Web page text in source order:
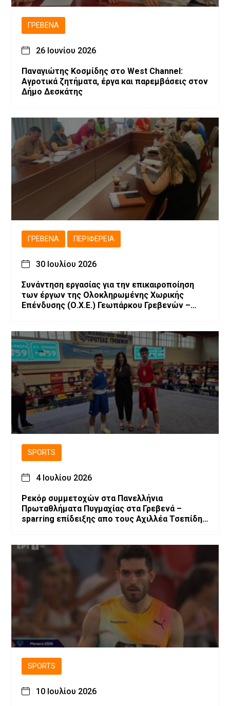
ΓΡΕΒΕΝΆ
26 Ιουνίου 2026
Παναγιώτης Κοσμίδης στο West Channel:
Αγροτικά ζητήματα, έργα και παρεμβάσεις στον
Δήμο Δεσκάτης
ΓΡΕΒΕΝΆ ΠΕΡΙΦΈΡΕΙΑ
30 Ιουλίου 2026
Συνάντηση εργασίας για την επικαιροποίηση
των έργων της Ολοκληρωμένης Χωρικής
Επένδυσης (Ο.Χ.Ε.) Γεωπάρκου Γρεβενών –
SPORTS
4 Ιουλίου 2026
Ρεκόρ συμμετοχών στα Πανελλήνια
Πρωταθλήματα Πυγμαχίας στα Γρεβενά –
sparring επίδειξης απο τους Αχιλλέα Τσεπίδη
SPORTS
10 Ιουλίου 2026